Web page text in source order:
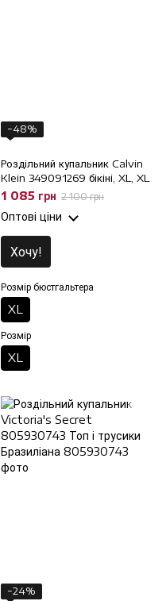
−48%
Роздільний купальник Calvin
Klein 349091269 бікіні, XL, XL
1 085 грн 2 100 грн
Оптові ціни
Хочу!
Розмір бюстгальтера
XL
Розмір
XL
−24%